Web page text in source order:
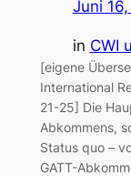
Juni
in CWI
[eigene
International
21-25] Die
Abkommens,
Status quo –
GATT-